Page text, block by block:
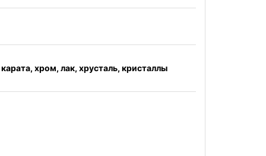
хром, лак, хрусталь, кристаллы